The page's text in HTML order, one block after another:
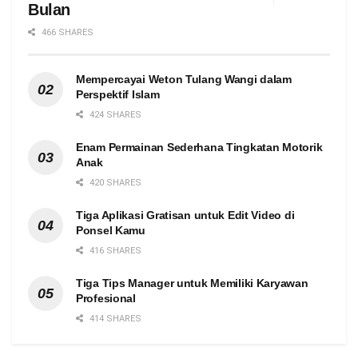
Bulan
466 SHARES
Mempercayai Weton Tulang Wangi dalam
Perspektif Islam
424 SHARES
Enam Permainan Sederhana Tingkatan Motorik
Anak
420 SHARES
Tiga Aplikasi Gratisan untuk Edit Video di
Ponsel Kamu
416 SHARES
Tiga Tips Manager untuk Memiliki Karyawan
Profesional
414 SHARES